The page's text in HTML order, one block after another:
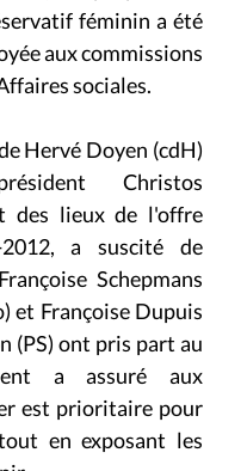
aux commissions
sociales.
Christos
des lieux de l'offre
a suscité de
Schepmans
et Françoise Dupuis
(PS) ont pris part au
a assuré aux
est prioritaire pour
en exposant les